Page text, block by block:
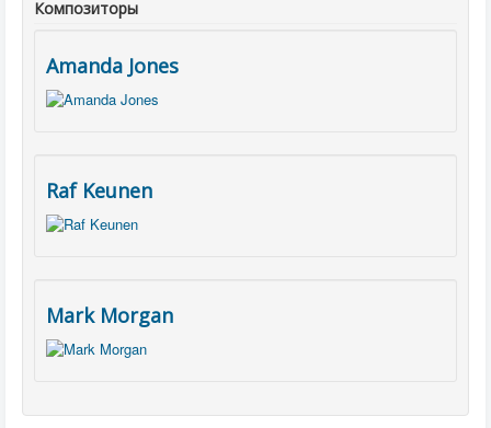
Композиторы
Amanda Jones
Raf Keunen
Mark Morgan